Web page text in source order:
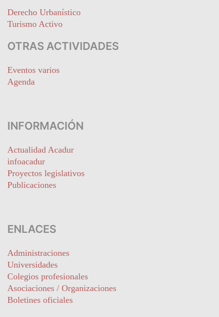
Derecho Urbanístico
Turismo Activo
OTRAS ACTIVIDADES
Eventos varios
Agenda
INFORMACIÓN
Actualidad Acadur
infoacadur
Proyectos legislativos
Publicaciones
ENLACES
Administraciones
Universidades
Colegios profesionales
Asociaciones / Organizaciones
Boletines oficiales